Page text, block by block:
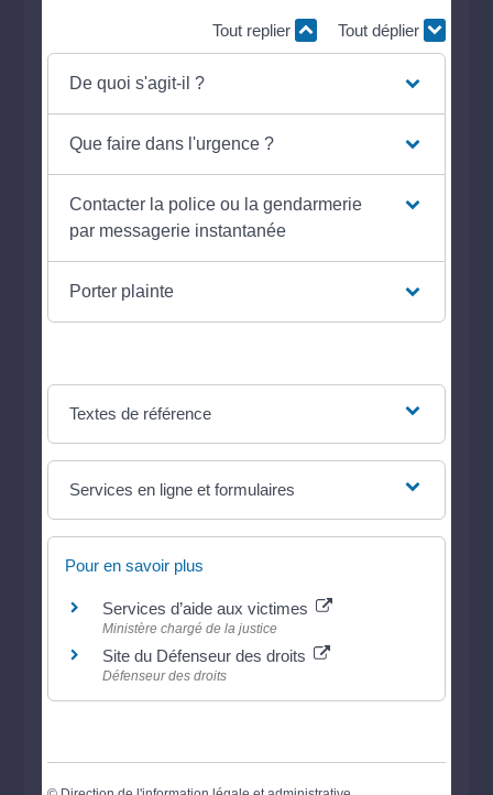
Tout replier Tout déplier
De quoi s'agit-il ?
Que faire dans l'urgence ?
Contacter la police ou la gendarmerie
par messagerie instantanée
Porter plainte
Textes de référence
Services en ligne et formulaires
Pour en savoir plus
Services d’aide aux victimes
Ministère chargé de la justice
Site du Défenseur des droits
Défenseur des droits